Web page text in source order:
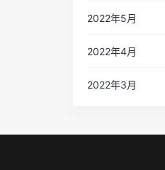
2022年5月
2022年4月
2022年3月